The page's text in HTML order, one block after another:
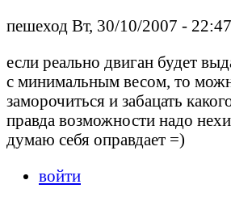
пешеход Вт, 30/10/2007 - 22:47
если реально двиган будет
с минимальным весом, то
заморочиться и забацать
правда возможности надо
думаю себя оправдает =)
войти